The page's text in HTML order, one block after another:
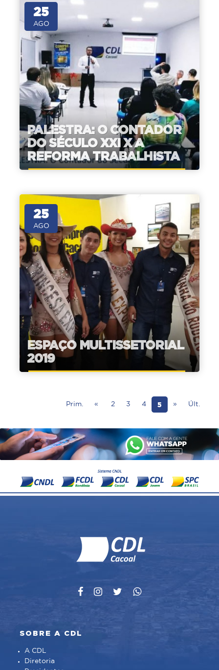
25
AGO
PALESTRA: O CONTADOR
DO SÉCULO XXI X A
REFORMA TRABALHISTA
25
AGO
ESPAÇO MULTISSETORIAL
2019
Prim. « 2 3 4 5 » Últ.
SOBRE A CDL
A CDL
Diretoria